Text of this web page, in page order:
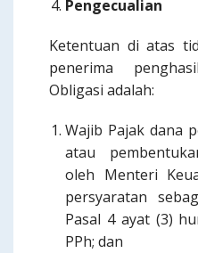
Pengecualian
Ketentuan di atas
penerima
Obligasi adalah:
Wajib Pajak dana
atau
oleh Menteri
persyaratan
Pasal 4 ayat (3)
PPh; dan